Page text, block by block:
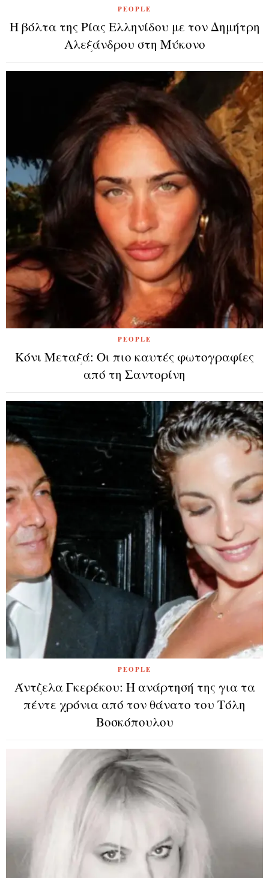
PEOPLE
Η βόλτα της Ρίας Ελληνίδου με τον Δημήτρη
Αλεξάνδρου στη Μύκονο
PEOPLE
Κόνι Μεταξά: Οι πιο καυτές φωτογραφίες
από τη Σαντορίνη
PEOPLE
Άντζελα Γκερέκου: Η ανάρτησή της για τα
πέντε χρόνια από τον θάνατο του Τόλη
Βοσκόπουλου